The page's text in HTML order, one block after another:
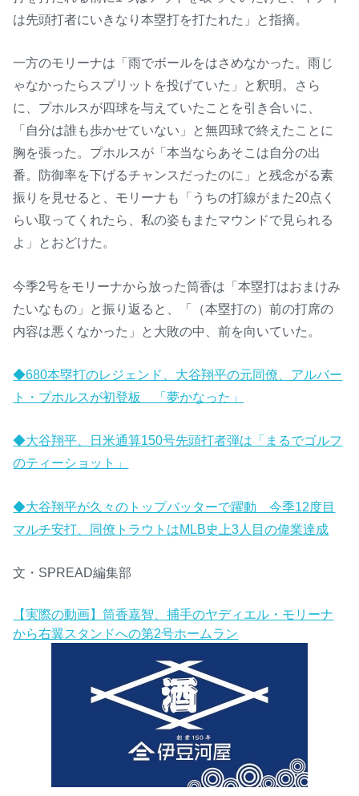
は先頭打者にいきなり本塁打を打たれた」と指摘。
一方のモリーナは「雨でボールをはさめなかった。雨じ
ゃなかったらスプリットを投げていた」と釈明。さら
に、プホルスが四球を与えていたことを引き合いに、
「自分は誰も歩かせていない」と無四球で終えたことに
胸を張った。プホルスが「本当ならあそこは自分の出
番。防御率を下げるチャンスだったのに」と残念がる素
振りを見せると、モリーナも「うちの打線がまた20点く
らい取ってくれたら、私の姿もまたマウンドで見られる
よ」とおどけた。
今季2号をモリーナから放った筒香は「本塁打はおまけみ
たいなもの」と振り返ると、「（本塁打の）前の打席の
内容は悪くなかった」と大敗の中、前を向いていた。
◆680本塁打のレジェンド、大谷翔平の元同僚、アルバー
ト・プホルスが初登板 「夢かなった」
◆大谷翔平、日米通算150号先頭打者弾は「まるでゴルフ
のティーショット」
◆大谷翔平が久々のトップバッターで躍動 今季12度目
マルチ安打、同僚トラウトはMLB史上3人目の偉業達成
文・SPREAD編集部
【実際の動画】筒香嘉智、捕手のヤディエル・モリーナ
から右翼スタンドへの第2号ホームラン